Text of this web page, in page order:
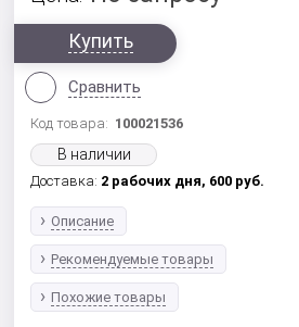
Купить
Сравнить
Код товара: 100021536
В наличии
Доставка: 2 рабочих дня, 600 руб.
Описание
Рекомендуемые товары
Похожие товары